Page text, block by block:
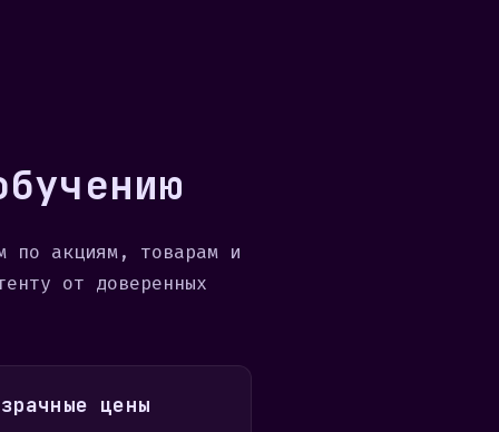
по акциям, товарам и
от доверенных
цены